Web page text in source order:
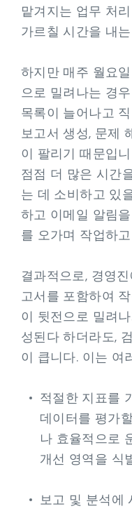
맡겨지는 업무 처
가르칠 시간을 내
하지만 매주 월요
으로 밀려나는 경
목록이 늘어나고
보고서 생성, 문제
이 팔리기 때문입
점점 더 많은 시간
는 데 소비하고 있
하고 이메일 알림
를 오가며 작업하
결과적으로, 경영
고서를 포함하여
이 뒷전으로 밀려
성된다 하더라도,
이 큽니다. 이는 여
적절한 지표를
데이터를 평가
나 효율적으로
개선 영역을 식
보고 및 분석에